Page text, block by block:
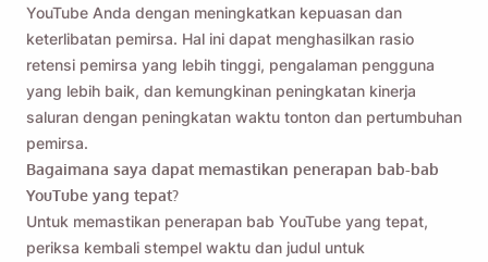
YouTube Anda dengan meningkatkan kepuasan dan
keterlibatan pemirsa. Hal ini dapat menghasilkan rasio
retensi pemirsa yang lebih tinggi, pengalaman pengguna
yang lebih baik, dan kemungkinan peningkatan kinerja
saluran dengan peningkatan waktu tonton dan pertumbuhan
pemirsa.
Bagaimana saya dapat memastikan penerapan bab-bab
YouTube yang tepat?
Untuk memastikan penerapan bab YouTube yang tepat,
periksa kembali stempel waktu dan judul untuk